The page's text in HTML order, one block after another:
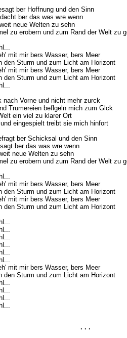
ber Hoffnung und den Sinn
ber das was wre wenn
neue Welten zu sehn
zu erobern und zum Rand der Welt zu
mit mir bers Wasser, bers Meer
den Sturm und zum Licht am Horizont
mit mir bers Wasser, bers Meer
den Sturm und zum Licht am Horizont
nach Vorne und nicht mehr zurck
Trumereien beflgeln mich zum Glck
ein viel zu klarer Ort
eingespielt treibt sie mich hinfort
ber Schicksal und den Sinn
ber das was wre wenn
neue Welten zu sehn
zu erobern und zum Rand der Welt zu
mit mir bers Wasser, bers Meer
den Sturm und zum Licht am Horizont
mit mir bers Wasser, bers Meer
den Sturm und zum Licht am Horizont
mit mir bers Wasser, bers Meer
den Sturm und zum Licht am Horizont
. . .